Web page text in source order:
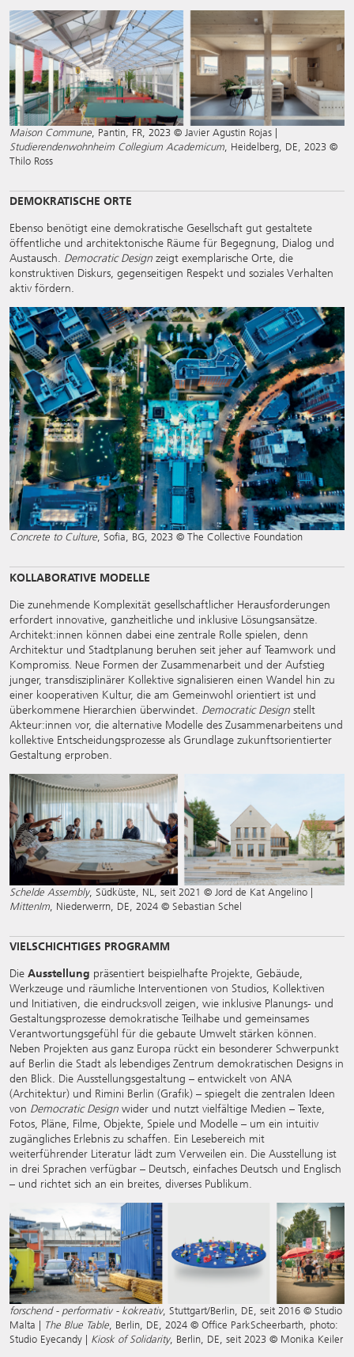
Maison Commune, Pantin, FR, 2023 © Javier Agustin Rojas |
Studierendenwohnheim Collegium Academicum, Heidelberg, DE, 2023 ©
Thilo Ross
DEMOKRATISCHE ORTE
Ebenso benötigt eine demokratische Gesellschaft gut gestaltete
öffentliche und architektonische Räume für Begegnung, Dialog und
Austausch. Democratic Design zeigt exemplarische Orte, die
konstruktiven Diskurs, gegenseitigen Respekt und soziales Verhalten
aktiv fördern.
Concrete to Culture, Sofia, BG, 2023 © The Collective Foundation
KOLLABORATIVE MODELLE
Die zunehmende Komplexität gesellschaftlicher Herausforderungen
erfordert innovative, ganzheitliche und inklusive Lösungsansätze.
Architekt:innen können dabei eine zentrale Rolle spielen, denn
Architektur und Stadtplanung beruhen seit jeher auf Teamwork und
Kompromiss. Neue Formen der Zusammenarbeit und der Aufstieg
junger, transdisziplinärer Kollektive signalisieren einen Wandel hin zu
einer kooperativen Kultur, die am Gemeinwohl orientiert ist und
überkommene Hierarchien überwindet. Democratic Design stellt
Akteur:innen vor, die alternative Modelle des Zusammenarbeitens und
kollektive Entscheidungsprozesse als Grundlage zukunftsorientierter
Gestaltung erproben.
Schelde Assembly, Südküste, NL, seit 2021 © Jord de Kat Angelino |
MittenIm , Niederwerrn, DE, 2024 © Sebastian Schel
VIELSCHICHTIGES PROGRAMM
Die Ausstellung präsentiert beispielhafte Projekte, Gebäude,
Werkzeuge und räumliche Interventionen von Studios, Kollektiven
und Initiativen, die eindrucksvoll zeigen, wie inklusive Planungs- und
Gestaltungsprozesse demokratische Teilhabe und gemeinsames
Verantwortungsgefühl für die gebaute Umwelt stärken können.
Neben Projekten aus ganz Europa rückt ein besonderer Schwerpunkt
auf Berlin die Stadt als lebendiges Zentrum demokratischen Designs in
den Blick. Die Ausstellungsgestaltung – entwickelt von ANA
(Architektur) und Rimini Berlin (Grafik) – spiegelt die zentralen Ideen
von Democratic Design wider und nutzt vielfältige Medien – Texte,
Fotos, Pläne, Filme, Objekte, Spiele und Modelle – um ein intuitiv
zugängliches Erlebnis zu schaffen. Ein Lesebereich mit
weiterführender Literatur lädt zum Verweilen ein. Die Ausstellung ist
in drei Sprachen verfügbar – Deutsch, einfaches Deutsch und Englisch
– und richtet sich an ein breites, diverses Publikum.
forschend - performativ - kokreativ, Stuttgart/Berlin, DE, seit 2016 © Studio
Malta |
The Blue Table, Berlin, DE, 2024 © Office ParkScheerbarth, photo:
Studio Eyecandy | Kiosk of Solidarity, Berlin, DE, seit 2023 © Monika Keiler